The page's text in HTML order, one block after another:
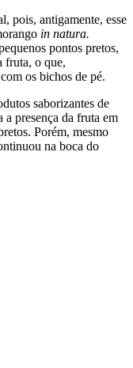
pois, antigamente, esse
in natura.
pontos pretos,
fruta, o que,
os bichos de pé.
saborizantes de
presença da fruta em
Porém, mesmo
na boca do